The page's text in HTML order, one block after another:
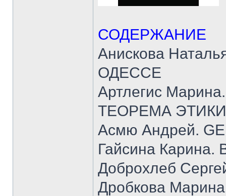
СОДЕРЖАНИЕ
Анискова
ОДЕССЕ
Артлегис
ТЕОРЕМА ЭТИКИ
Асмю Андрей.
Гайсина
Доброхлеб
Дробкова